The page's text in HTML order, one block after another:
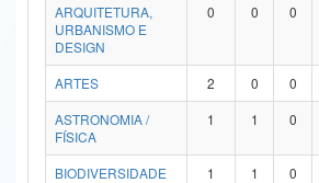
Ministério da Mulher, da Família e dos Direitos Humanos
Secretaria de Governo
ARQUITETURA,
URBANISMO E
DESIGN
0 0 0
ARTES 2 0 0
ASTRONOMIA /
FÍSICA
1 1 0
BIODIVERSIDADE 1 1 0